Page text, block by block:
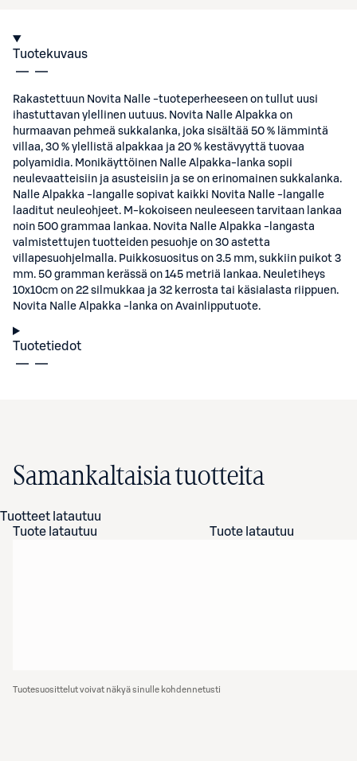
Tuotekuvaus
Rakastettuun Novita Nalle -tuoteperheeseen on tullut uusi
ihastuttavan ylellinen uutuus. Novita Nalle Alpakka on
hurmaavan pehmeä sukkalanka, joka sisältää 50 % lämmintä
villaa, 30 % ylellistä alpakkaa ja 20 % kestävyyttä tuovaa
polyamidia. Monikäyttöinen Nalle Alpakka-lanka sopii
neulevaatteisiin ja asusteisiin ja se on erinomainen sukkalanka.
Nalle Alpakka -langalle sopivat kaikki Novita Nalle -langalle
laaditut neuleohjeet. M-kokoiseen neuleeseen tarvitaan lankaa
noin 500 grammaa lankaa. Novita Nalle Alpakka -langasta
valmistettujen tuotteiden pesuohje on 30 astetta
villapesuohjelmalla. Puikkosuositus on 3.5 mm, sukkiin puikot 3
mm. 50 gramman kerässä on 145 metriä lankaa. Neuletiheys
10x10cm on 22 silmukkaa ja 32 kerrosta tai käsialasta riippuen.
Novita Nalle Alpakka -lanka on Avainlipputuote.
Tuotetiedot
Samankaltaisia tuotteita
Tuotteet latautuu
Tuote latautuu
Tuote latautuu
Tuotesuosittelut voivat näkyä sinulle kohdennetusti